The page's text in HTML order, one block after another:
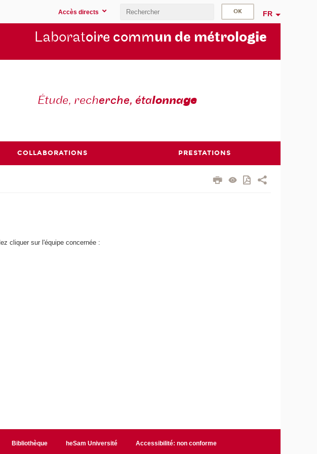
Accès directs FR
Laboratoire commun de métrologie
Étude, recherche, étalonnage
COLLABORATIONS PRESTATIONS
cliquer sur l'équipe concernée :
Bibliothèque heSam Université Accessibilité: non conforme